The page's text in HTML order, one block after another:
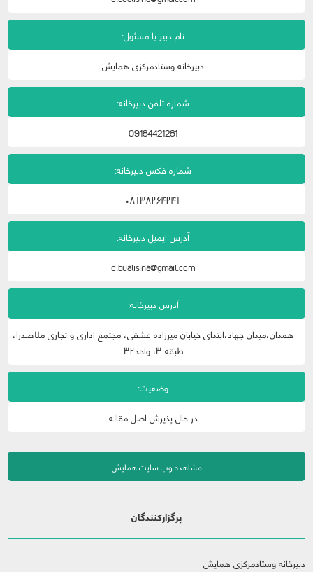
نام دبیر یا مسئول:
دبیرخانه وستادمرکزی همایش
شماره تلفن دبیرخانه:
09184421281
شماره فکس دبیرخانه:
۰۸۱۳۸۲۶۴۲۴۱
آدرس ایمیل دبیرخانه:
d.bualisina@gmail.com
آدرس دبیرخانه:
همدان،میدان جهاد،ابتدای خیابان میرزاده عشقی، مجتمع اداری و تجاری ملاصدرا،
طبقه ۳، واحد۳۲.
وضعیت:
در حال پذیرش اصل مقاله
مشاهده وب سایت همایش
برگزارکنندگان
دبیرخانه وستادمرکزی همایش